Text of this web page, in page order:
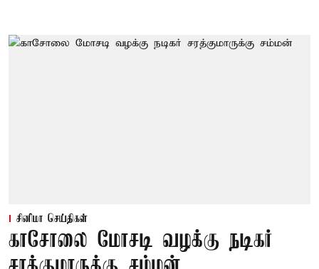
சினிமா செய்திகள்
காசோலை மோசடி வழக்கு நடிகர்